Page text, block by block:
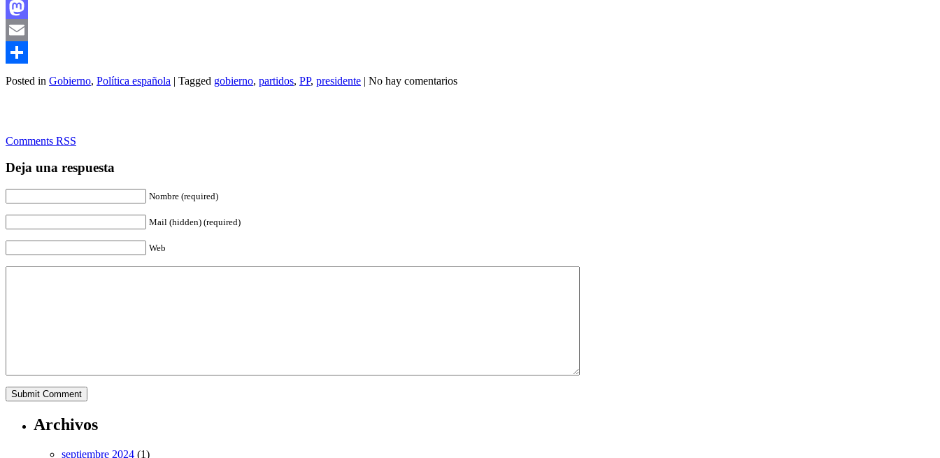
Facebook
Mastodon
Email
Compartir
Posted in Gobierno, Política española | Tagged gobierno, partidos, PP, presidente | No hay comentarios
Comments RSS
Deja una respuesta
Nombre (required)
Mail (hidden) (required)
Web
Archivos
septiembre 2024 (1)